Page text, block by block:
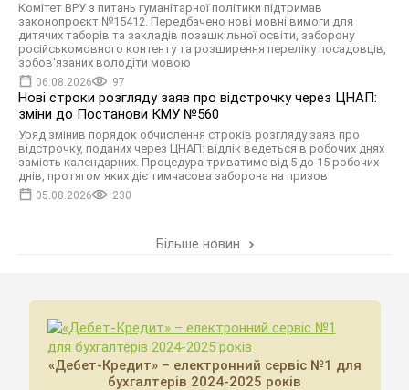
Комітет ВРУ з питань гуманітарної політики підтримав
законопроєкт №15412. Передбачено нові мовні вимоги для
дитячих таборів та закладів позашкільної освіти, заборону
російськомовного контенту та розширення переліку посадовців,
зобов'язаних володіти мовою
06.08.2026 97
Нові строки розгляду заяв про відстрочку через ЦНАП:
зміни до Постанови КМУ №560
Уряд змінив порядок обчислення строків розгляду заяв про
відстрочку, поданих через ЦНАП: відлік ведеться в робочих днях
замість календарних. Процедура триватиме від 5 до 15 робочих
днів, протягом яких діє тимчасова заборона на призов
05.08.2026 230
Більше новин
«Дебет-Кредит» – електронний сервіс №1 для
бухгалтерів 2024-2025 років